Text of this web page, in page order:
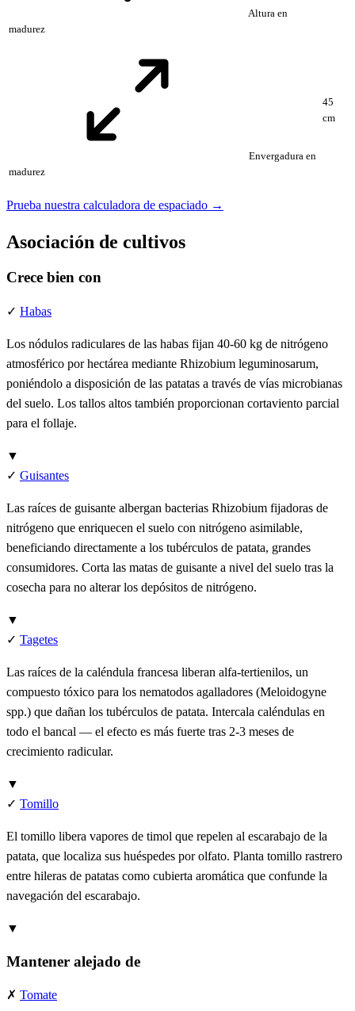
Altura en
madurez
Envergadura en
madurez
45
cm
Prueba nuestra calculadora de espaciado →
Asociación de cultivos
Crece bien con
✓ Habas
Los nódulos radiculares de las habas fijan 40-60 kg de nitrógeno
atmosférico por hectárea mediante Rhizobium leguminosarum,
poniéndolo a disposición de las patatas a través de vías microbianas
del suelo. Los tallos altos también proporcionan cortaviento parcial
para el follaje.
▼
✓ Guisantes
Las raíces de guisante albergan bacterias Rhizobium fijadoras de
nitrógeno que enriquecen el suelo con nitrógeno asimilable,
beneficiando directamente a los tubérculos de patata, grandes
consumidores. Corta las matas de guisante a nivel del suelo tras la
cosecha para no alterar los depósitos de nitrógeno.
▼
✓ Tagetes
Las raíces de la caléndula francesa liberan alfa-tertienilos, un
compuesto tóxico para los nematodos agalladores (Meloidogyne
spp.) que dañan los tubérculos de patata. Intercala caléndulas en
todo el bancal — el efecto es más fuerte tras 2-3 meses de
crecimiento radicular.
▼
✓ Tomillo
El tomillo libera vapores de timol que repelen al escarabajo de la
patata, que localiza sus huéspedes por olfato. Planta tomillo rastrero
entre hileras de patatas como cubierta aromática que confunde la
navegación del escarabajo.
▼
Mantener alejado de
✗ Tomate